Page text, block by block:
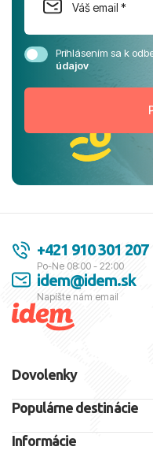
Prihlásením sa k
údajov
+421 910 301 207
Po-Ne 08:00 - 22:00
idem@idem.sk
Napíšte nám email
Dovolenky
Populárne destinácie
Informácie